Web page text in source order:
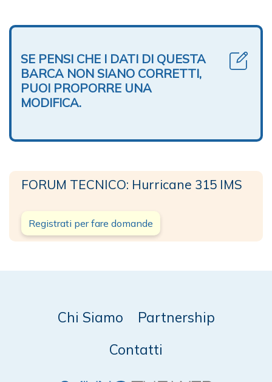
SE PENSI CHE I DATI DI QUESTA
BARCA NON SIANO CORRETTI,
PUOI PROPORRE UNA
MODIFICA.
FORUM TECNICO: Hurricane 315 IMS
Registrati per fare domande
Chi Siamo
Partnership
Contatti